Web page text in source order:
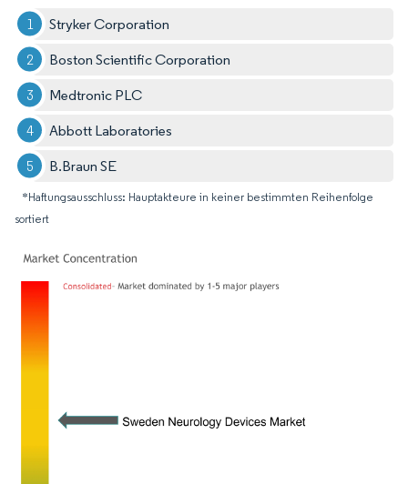
Stryker Corporation
Boston Scientific Corporation
Medtronic PLC
Abbott Laboratories
B.Braun SE
*Haftungsausschluss: Hauptakteure in keiner bestimmten Reihenfolge
sortiert